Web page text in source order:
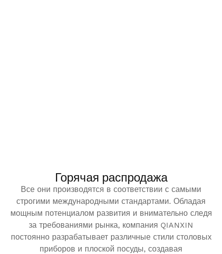
Горячая распродажа
Все они производятся в соответствии с самыми
строгими международными стандартами. Обладая
мощным потенциалом развития и внимательно следя
за требованиями рынка, компания QIANXIN
постоянно разрабатывает различные стили столовых
приборов и плоской посуды, создавая